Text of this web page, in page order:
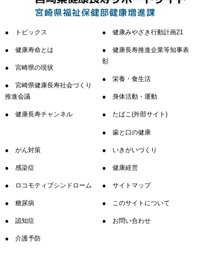
トピックス
健康寿命とは
宮崎県の現状
宮崎県健康長寿社会づくり
推進会議
健康長寿チャンネル
健康みやざき行動計画21
健康長寿推進企業等知事表
彰
栄養・食生活
身体活動・運動
たばこ(外部サイト)
歯と口の健康
がん対策
感染症
ロコモティブシンドローム
糖尿病
認知症
介護予防
いきがいづくり
健康経営
サイトマップ
このサイトについて
お問い合わせ